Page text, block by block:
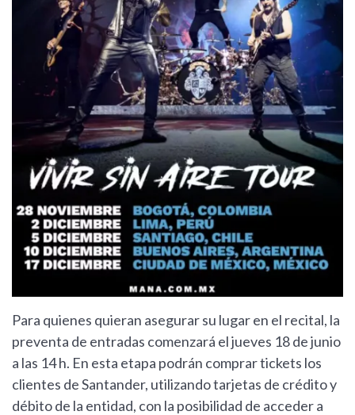
Para quienes quieran asegurar su lugar en el recital, la
preventa de entradas comenzará el jueves 18 de junio
a las 14 h. En esta etapa podrán comprar tickets los
clientes de Santander, utilizando tarjetas de crédito y
débito de la entidad, con la posibilidad de acceder a